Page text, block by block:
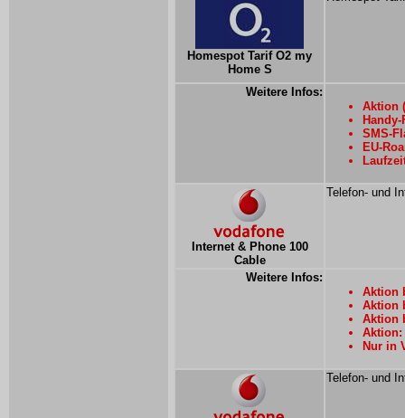
Homespot Tarif O2 my
Home S
Weitere Infos:
Aktion
SMS-
EU-
Internet & Phone 100
Cable
Telefon- und
Weitere Infos:
Aktion
Aktion
Aktion
Aktion:
Nur in
Telefon- und